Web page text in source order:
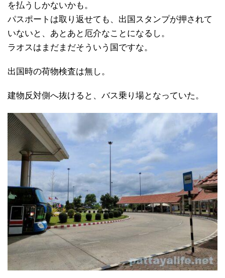
を払うしかないかも。
パスポートは取り返せても、出国スタンプが押されて
いないと、あとあと厄介なことになるし。
ラオスはまだまだそういう国ですな。
出国時の荷物検査は無し。
建物反対側へ抜けると、バス乗り場となっていた。